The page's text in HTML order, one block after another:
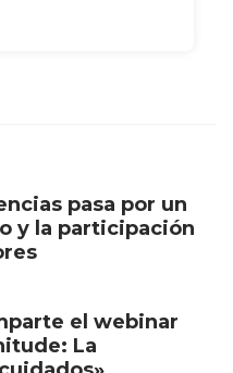
pasa por un
y la participación
el webinar
La